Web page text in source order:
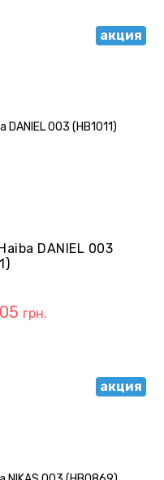
акция
DANIEL 003
грн.
акция